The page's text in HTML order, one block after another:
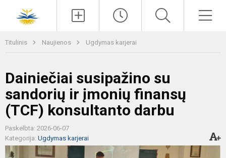
Titulinis Naujienos Ugdymas karjerai
Dainiečiai susipažino su
sandorių ir įmonių finansų
(TCF) konsultanto darbu
Paskelbta: 2026-06-07
Kategorija: Ugdymas karjerai